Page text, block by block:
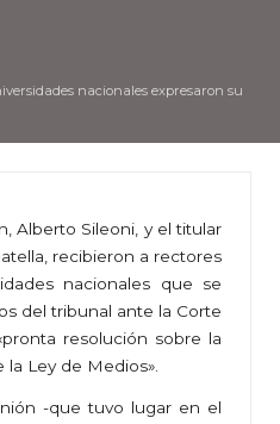
nacionales expresaron su
Alberto Sileoni, y el titular
recibieron a rectores
nacionales que se
del tribunal ante la Corte
resolución sobre la
Ley de Medios».
-que tuvo lugar en el